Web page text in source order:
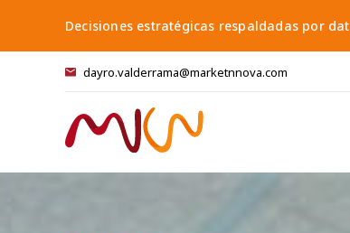
content
Decisiones estratégicas respaldadas por
dayro.valderrama@marketnnova.com